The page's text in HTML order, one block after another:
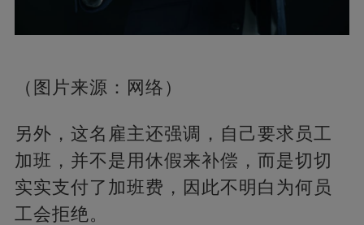
（图片来源：网络）
另外，这名雇主还强调，自己要求员工
加班，并不是用休假来补偿，而是切切
实实支付了加班费，因此不明白为何员
工会拒绝。